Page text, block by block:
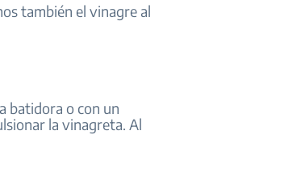
también el vinagre al
batidora o con un
la vinagreta. Al